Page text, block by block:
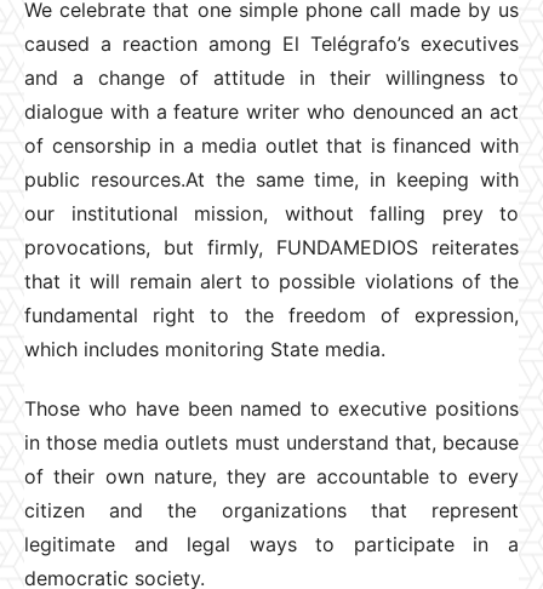
We celebrate that one simple phone call made by us
caused a reaction among El Telégrafo’s executives
and a change of attitude in their willingness to
dialogue with a feature writer who denounced an act
of censorship in a media outlet that is financed with
public resources.At the same time, in keeping with
our institutional mission, without falling prey to
provocations, but firmly, FUNDAMEDIOS reiterates
that it will remain alert to possible violations of the
fundamental right to the freedom of expression,
which includes monitoring State media.
Those who have been named to executive positions
in those media outlets must understand that, because
of their own nature, they are accountable to every
citizen and the organizations that represent
legitimate and legal ways to participate in a
democratic society.